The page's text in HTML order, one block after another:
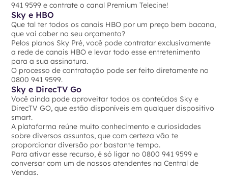
941 9599 e contrate o canal Premium Telecine!
Sky e HBO
Que tal ter todos os canais HBO por um preço bem bacana,
que vai caber no seu orçamento?
Pelos planos Sky Pré, você pode contratar exclusivamente
a rede de canais HBO e levar todo esse entretenimento
para a sua assinatura.
O processo de contratação pode ser feito diretamente no
0800 941 9599.
Sky e DirecTV Go
Você ainda pode aproveitar todos os conteúdos Sky e
DirecTV GO, que estão disponíveis em qualquer dispositivo
smart.
A plataforma reúne muito conhecimento e curiosidades
sobre diversos assuntos, que com certeza vão te
proporcionar diversão por bastante tempo.
Para ativar esse recurso, é só ligar no 0800 941 9599 e
conversar com um de nossos atendentes na Central de
Vendas.